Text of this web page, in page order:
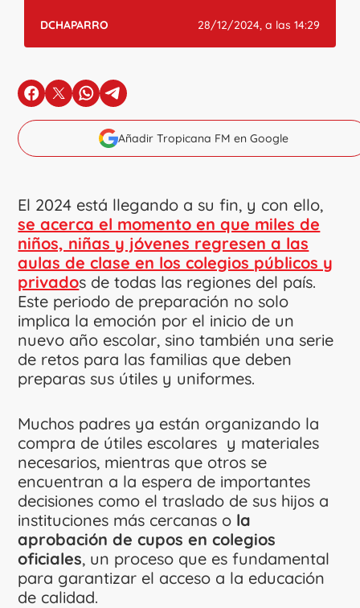
DCHAPARRO 28/12/2024, a las 14:29
en Facebook
en Xen Whatsapp
en Telegram
Añadir Tropicana FM en Google
El 2024 está llegando a su fin, y con ello,
se acerca el momento en que miles de
niños, niñas y jóvenes regresen a las
aulas de clase en los colegios públicos y
privados de todas las regiones del país.
Este periodo de preparación no solo
implica la emoción por el inicio de un
nuevo año escolar, sino también una serie
de retos para las familias que deben
preparas sus útiles y uniformes.
Muchos padres ya están organizando la
compra de útiles escolares y materiales
necesarios, mientras que otros se
encuentran a la espera de importantes
decisiones como el traslado de sus hijos a
instituciones más cercanas o la
aprobación de cupos en colegios
oficiales, un proceso que es fundamental
para garantizar el acceso a la educación
de calidad.